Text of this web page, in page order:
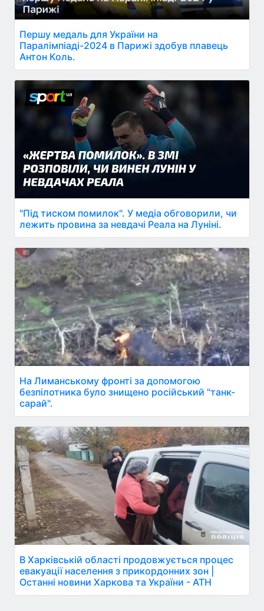
Першу медаль для України на
Паралімпіаді-2024 в Парижі здобув плавець
Антон Коль.
"Під тиском помилок". У медіа обговорили, чи
лежить провина за невдачі Реала на Луніні.
На Лиманському фронті за допомогою
безпілотника було знищено російський "танк-
сарай".
В Харківській області продовжується процес
евакуації населення з прикордонних зон |
Останні новини Харкова та України - АТН